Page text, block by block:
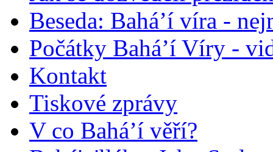
Beseda: Bahá’í víra -
Počátky Bahá’í Víry -
Kontakt
Tiskové zprávy
V co Bahá’í věří?